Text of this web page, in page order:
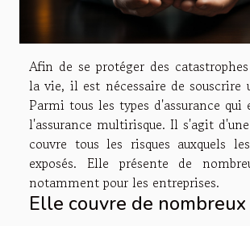
Afin de se protéger des
la vie, il est nécessaire de souscrire
Parmi tous les types d'assurance
l'assurance multirisque. Il s'agit
couvre tous les risques auxquels
exposés. Elle présente de
notamment pour les entreprises.
Elle couvre de